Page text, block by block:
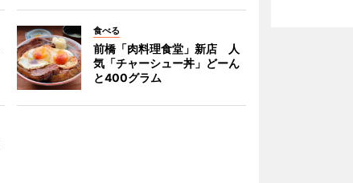
食べる
前橋「肉料理食堂」新店 人
気「チャーシュー丼」どーん
と400グラム